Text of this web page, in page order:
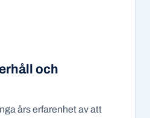
och
års erfarenhet av att